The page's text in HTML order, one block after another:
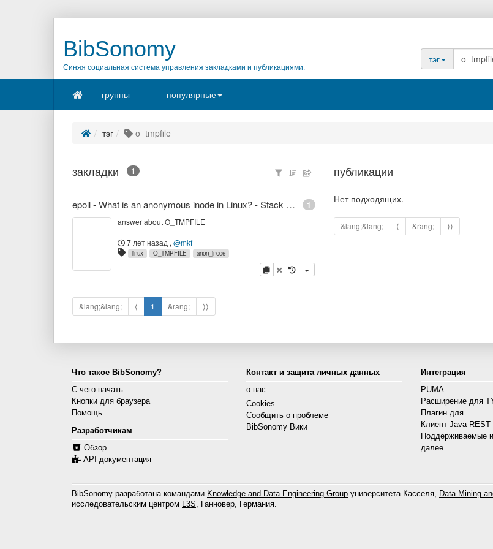
BibSonomy
Синяя социальная система управления закладками и публикациями.
тэг
группы популярные
тэг o_tmpfile
закладки 1
1
epoll - What is an anonymous inode in Linux? - Stack Overflow
answer about O_TMPFILE
7 лет назад , @mkf
linux O_TMPFILE anon_inode
копировать
удалить
&lang;&lang; ⟨ 1 &rang; ⟩⟩
публикации
Нет подходящих.
&lang;&lang; ⟨ &rang; ⟩⟩
Что такое BibSonomy?
С чего начать
Кнопки для браузера
Помощь
Разработчикам
Обзор
API-документация
Контакт и защита личных данных
о нас
Cookies
Сообщить о проблеме
BibSonomy Вики
Интеграция
PUMA
Расширение для
Плагин для
Клиент Java REST
Поддерживаемые
далее
BibSonomy разработана командами Knowledge and Data Engineering Group университета Касселя, Data Mining
исследовательским центром L3S, Ганновер, Германия.